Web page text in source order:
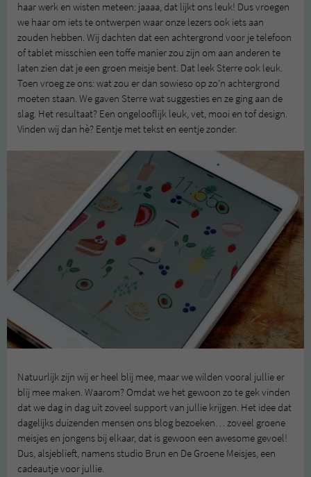
haar werk en wisten meteen: jaaaa, dat lijkt ons leuk! Dus vroegen
we haar om iets te ontwerpen waar onze lezers ook iets aan
zouden hebben. Wij dachten dat een achtergrond voor je telefoon
of tablet misschien een toffe manier zou zijn om aan anderen te
laten zien dat je een groen meisje bent. Dat leek Sterre ook leuk.
Toen vroeg ze ons: wat zou er dan sowieso op zo’n achtergrond
moeten staan. We gaven Sterre wat suggesties en ze ging aan de
slag. Het resultaat? Een ongelooflijk leuk, vet, mooi en tof design.
Vinden wij dan hè? Eentje met tekst en eentje zonder.
Natuurlijk zijn wij er heel blij mee, maar we wilden vooral jullie er
blij mee maken. Waarom? Omdat we het gewoon zo te gek vinden
dat we dag in dag uit zoveel support van jullie krijgen. Het idee dat
dagelijks duizenden mensen ons blog bezoeken… zoveel groene
meisjes en jongens bij elkaar, dat is gewoon een awesome gevoel!
Dus, alsjeblieft, namens studio Brun en De Groene Meisjes, een
cadeautje voor jullie.